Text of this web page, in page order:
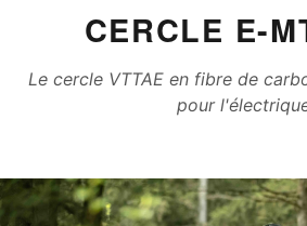
CERCLE E-
Le cercle VTTAE en fibre de
pour